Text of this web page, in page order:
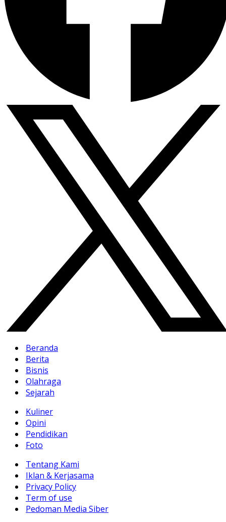
Beranda
Berita
Bisnis
Olahraga
Sejarah
Kuliner
Opini
Pendidikan
Foto
Tentang Kami
Iklan & Kerjasama
Privacy Policy
Term of use
Pedoman Media Siber